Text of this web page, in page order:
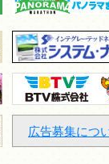
広告募集につ